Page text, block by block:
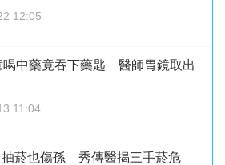
12:05
喝中藥竟吞下藥匙 醫師胃鏡取出
11:04
抽菸也傷孫 秀傳醫揭三手菸危